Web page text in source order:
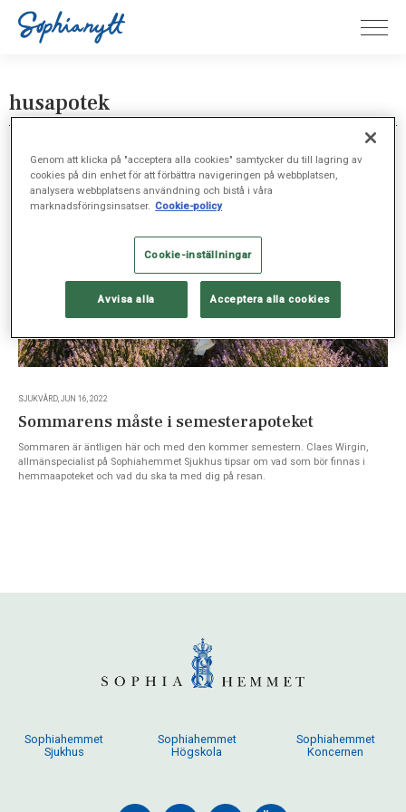
husapotek
SJUKVÅRD, JUN 16, 2022
Sommarens måste i semesterapoteket
Sommaren är äntligen här och med den kommer semestern. Claes Wirgin,
allmänspecialist på Sophiahemmet Sjukhus tipsar om vad som bör finnas i
hemmaapoteket och vad du ska ta med dig på resan.
Sophiahemmet
Sjukhus
Sophiahemmet
Högskola
Sophiahemmet
Koncernen
Genom att klicka på "acceptera alla cookies" samtycker du till lagring av
cookies på din enhet för att förbättra navigeringen på webbplatsen,
analysera webbplatsens användning och bistå i våra
marknadsföringsinsatser. Cookie-policy
Cookie-inställningar
Avvisa alla Acceptera alla cookies